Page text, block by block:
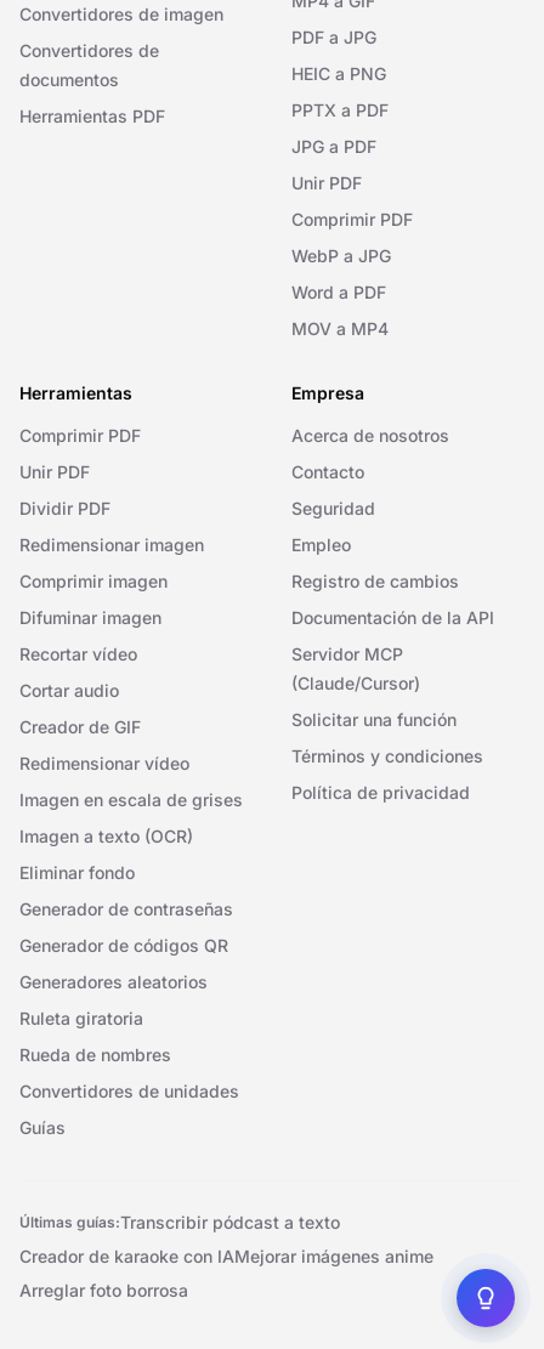
Convertidores de imagen
Convertidores de
documentos
Herramientas PDF
PDF a JPG
HEIC a PNG
PPTX a PDF
JPG a PDF
Unir PDF
Comprimir PDF
WebP a JPG
Word a PDF
MOV a MP4
Herramientas
Comprimir PDF
Unir PDF
Dividir PDF
Redimensionar imagen
Comprimir imagen
Difuminar imagen
Recortar vídeo
Cortar audio
Creador de GIF
Redimensionar vídeo
Imagen en escala de grises
Imagen a texto (OCR)
Eliminar fondo
Generador de contraseñas
Generador de códigos QR
Generadores aleatorios
Ruleta giratoria
Rueda de nombres
Convertidores de unidades
Guías
Empresa
Acerca de nosotros
Contacto
Seguridad
Empleo
Registro de cambios
Documentación de la API
Servidor MCP
(Claude/Cursor)
Solicitar una función
Términos y condiciones
Política de privacidad
Últimas guías:Transcribir pódcast a texto
Creador de karaoke con IAMejorar imágenes anime
Arreglar foto borrosa